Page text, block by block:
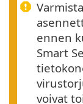
ennen
Smart
voivat